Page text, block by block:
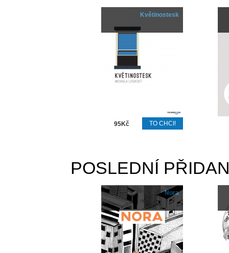
Květinostesk
95Kč
POSLEDNÍ
Nora